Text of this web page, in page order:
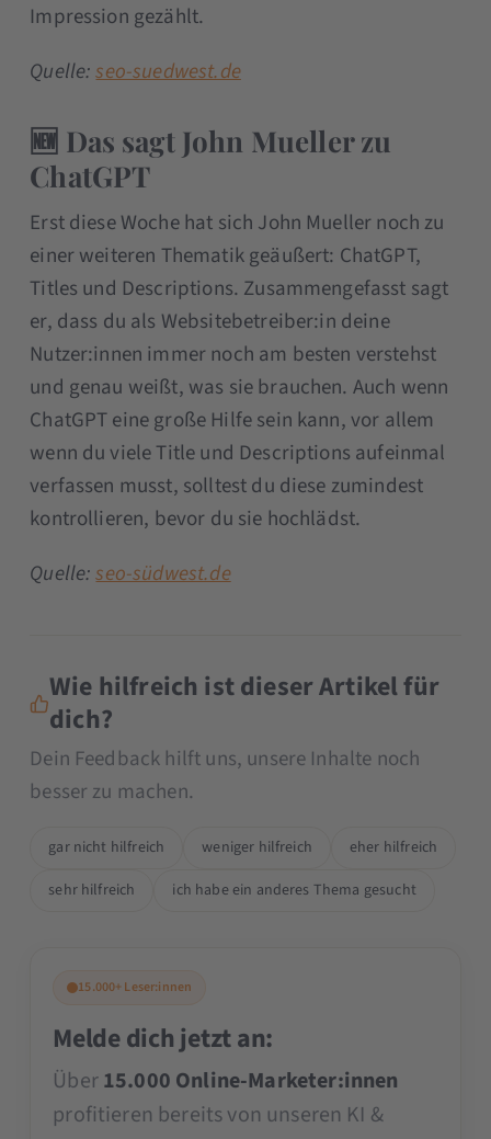
Impression gezählt.
Quelle:seo-suedwest.de
🆕 Das sagt John Mueller zu
ChatGPT
Erst diese Woche hat sich John Mueller noch zu
einer weiteren Thematik geäußert: ChatGPT,
Titles und Descriptions. Zusammengefasst sagt
er, dass du als Websitebetreiber:in deine
Nutzer:innen immer noch am besten verstehst
und genau weißt, was sie brauchen. Auch wenn
ChatGPT eine große Hilfe sein kann, vor allem
wenn du viele Title und Descriptions aufeinmal
verfassen musst, solltest du diese zumindest
kontrollieren, bevor du sie hochlädst.
Quelle:seo-südwest.de
Wie hilfreich ist dieser Artikel für
dich?
Dein Feedback hilft uns, unsere Inhalte noch
besser zu machen.
gar nicht hilfreich weniger hilfreich
eher hilfreich
sehr hilfreich
ich habe ein anderes Thema gesucht
15.000+ Leser:innen
Melde dich jetzt an:
Über15.000 Online-Marketer:innen
profitieren bereits von unseren KI &